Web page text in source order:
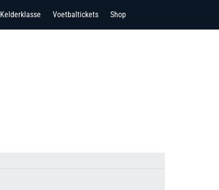
Kelderklasse Voetbaltickets Shop